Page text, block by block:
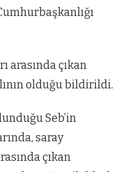
arasında çıkan
olduğu bildirildi.
Seb’in
saray
çıkan